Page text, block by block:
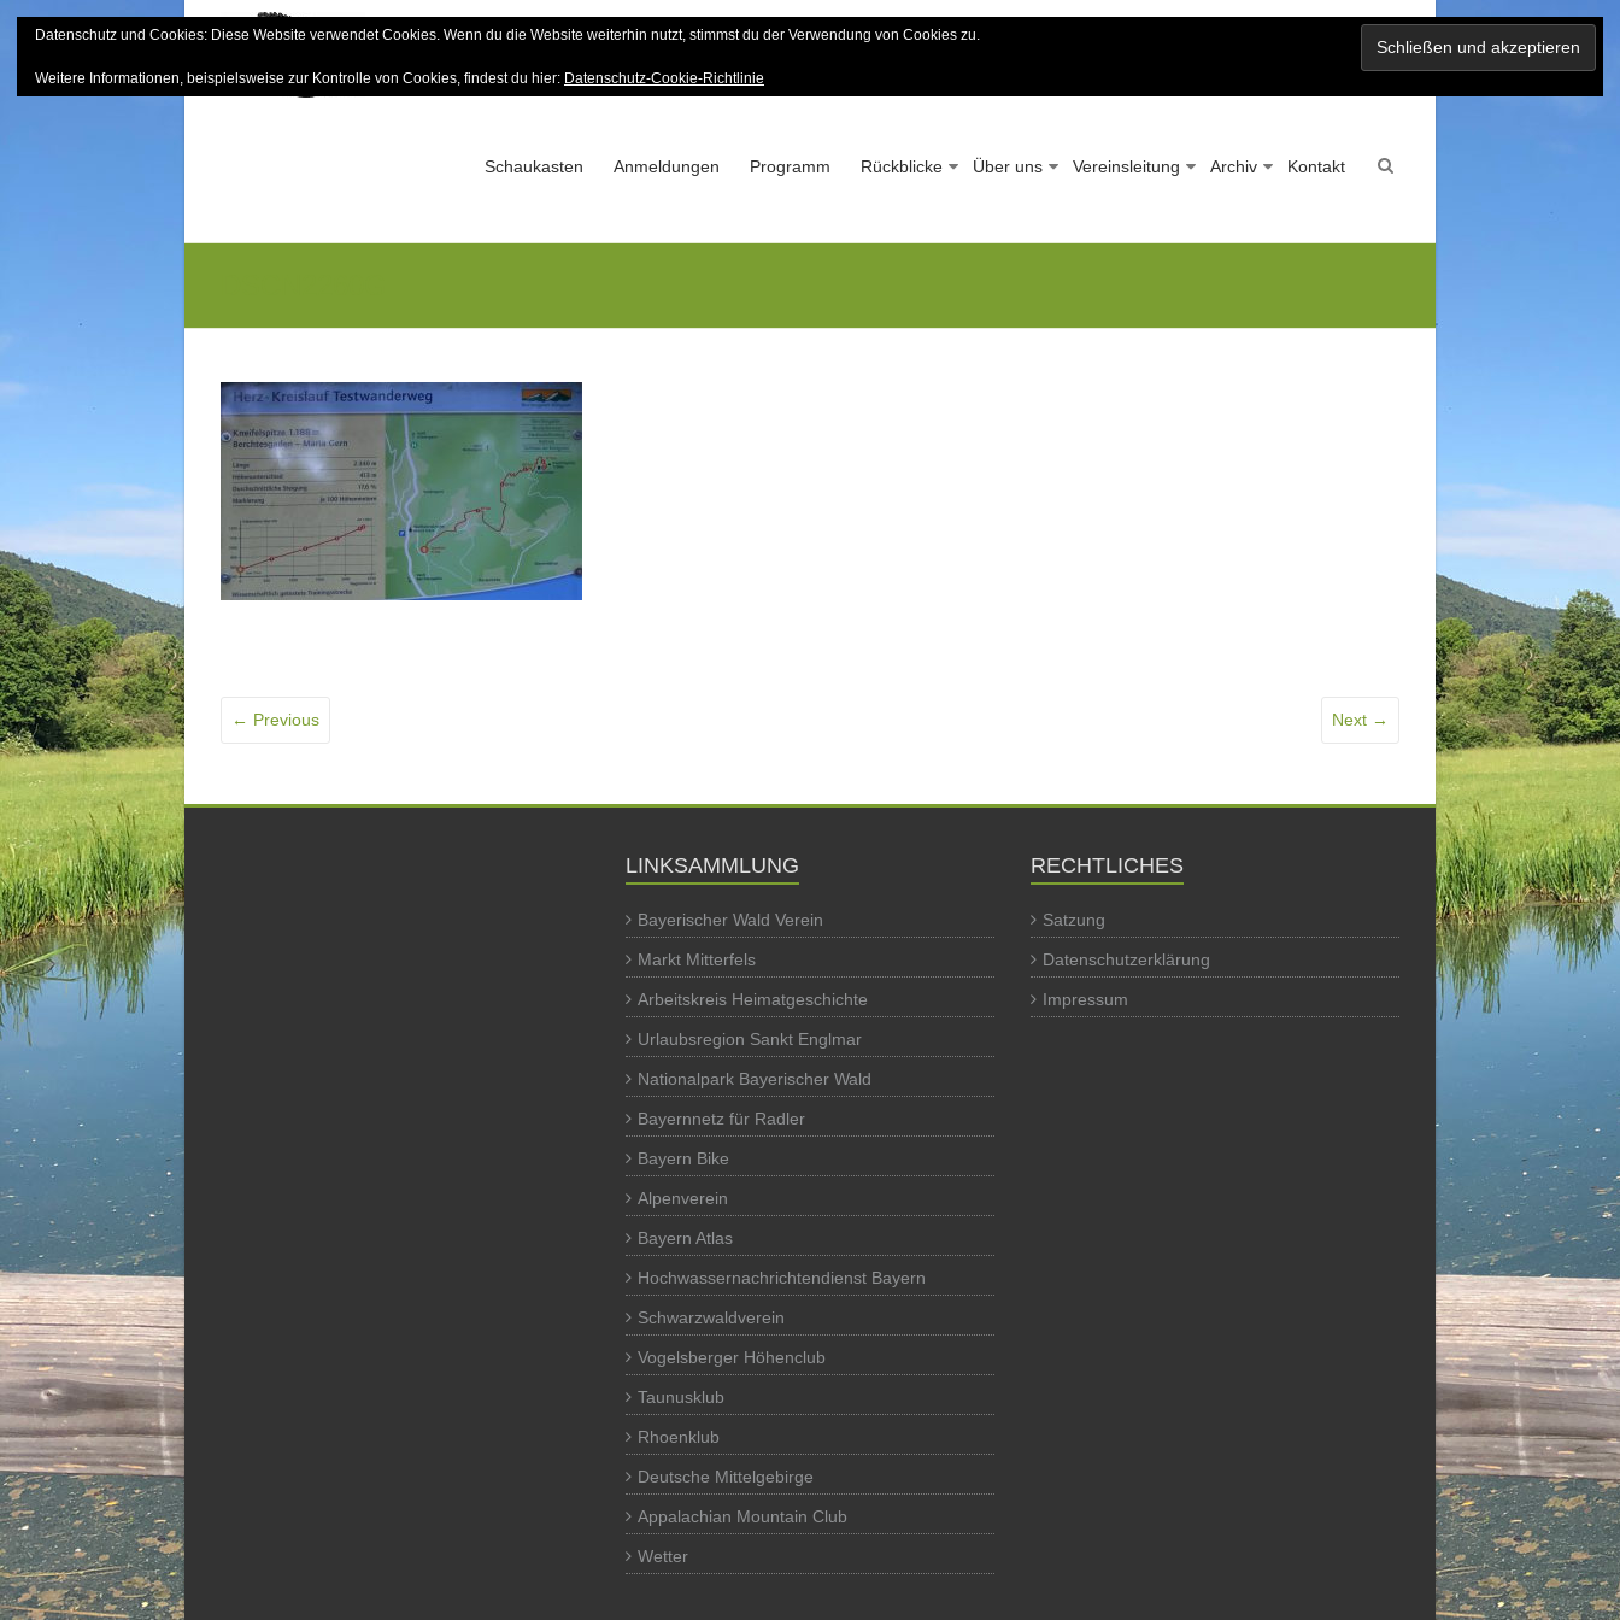
to
Bayerischer Wald-Verein
Sektion Mitterfels e.V. – Seit 1963
Schaukasten Anmeldungen Programm Rückblicke Über uns Vereinsleitung Archiv Kontakt
← Previous Next →
LINKSAMMLUNG
Bayerischer Wald Verein
Markt Mitterfels
Arbeitskreis Heimatgeschichte
Urlaubsregion Sankt Englmar
Nationalpark Bayerischer Wald
Bayernnetz für Radler
Bayern Bike
Alpenverein
Bayern Atlas
Hochwassernachrichtendienst Bayern
Schwarzwaldverein
Vogelsberger Höhenclub
Taunusklub
Rhoenklub
Deutsche Mittelgebirge
Appalachian Mountain Club
Wetter
RECHTLICHES
Satzung
Datenschutzerklärung
Impressum
Datenschutz und Cookies: Diese Website verwendet Cookies. Wenn du die Website weiterhin nutzt, stimmst du der Verwendung von Cookies zu.
Weitere Informationen, beispielsweise zur Kontrolle von Cookies, findest du hier: Datenschutz-Cookie-Richtlinie